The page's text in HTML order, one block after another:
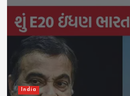
India